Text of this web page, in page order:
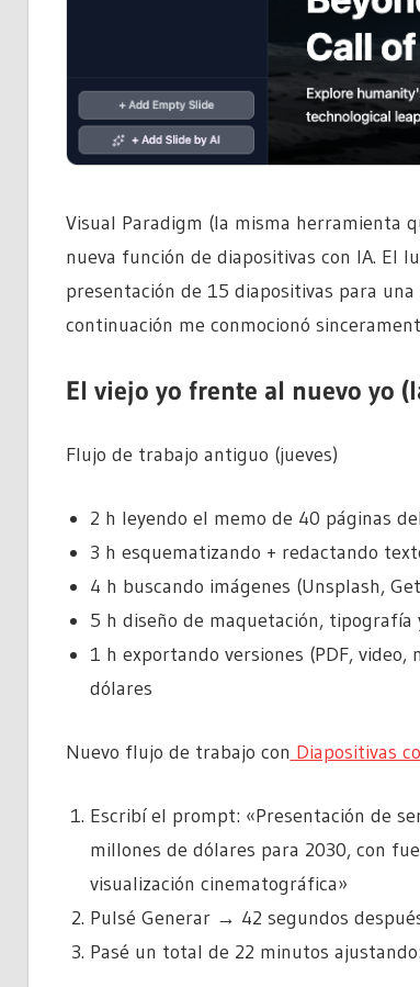
Visual Paradigm (la misma herramienta
nueva función de diapositivas con IA. El
presentación de 15 diapositivas para
continuación me conmocionó
El viejo yo frente al nuevo yo
Flujo de trabajo antiguo (jueves)
2 h leyendo el memo de 40 páginas
3 h esquematizando + redactando
4 h buscando imágenes (Unsplash,
5 h diseño de maquetación,
1 h exportando versiones (PDF,
dólares
Nuevo flujo de trabajo con Diapositivas
Escribí el prompt: «Presentación de
millones de dólares para 2030, con
visualización cinematográfica»
Pulsé Generar → 42 segundos
Pasé un total de 22 minutos ajustando: